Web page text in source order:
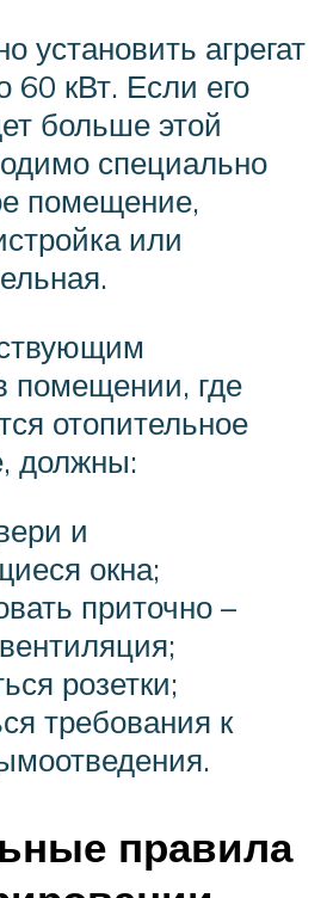
установить агрегат
кВт. Если его
больше этой
специально
помещение,
или
помещении, где
отопительное
должны:
и
окна;
приточно –
розетки;
требования к
правила